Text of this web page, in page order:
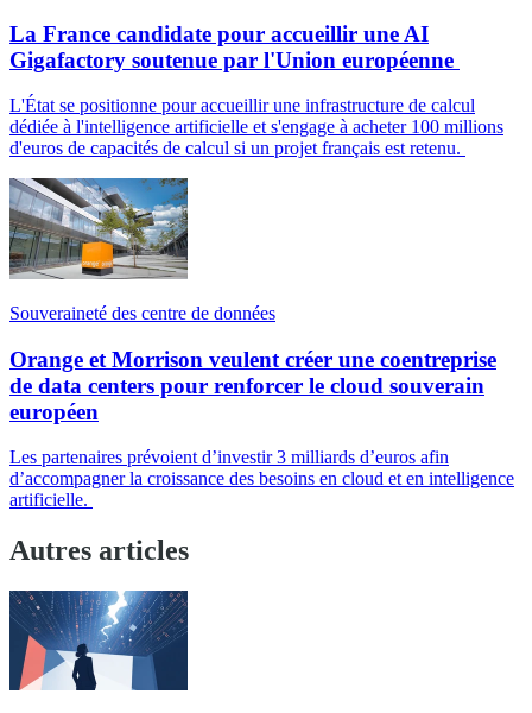
La France candidate pour accueillir une AI
Gigafactory soutenue par l'Union européenne
L'État se positionne pour accueillir une infrastructure de calcul
dédiée à l'intelligence artificielle et s'engage à acheter 100 millions
d'euros de capacités de calcul si un projet français est retenu.
Souveraineté des centre de données
Orange et Morrison veulent créer une coentreprise
de data centers pour renforcer le cloud souverain
européen
Les partenaires prévoient d’investir 3 milliards d’euros afin
d’accompagner la croissance des besoins en cloud et en intelligence
artificielle.
Autres articles